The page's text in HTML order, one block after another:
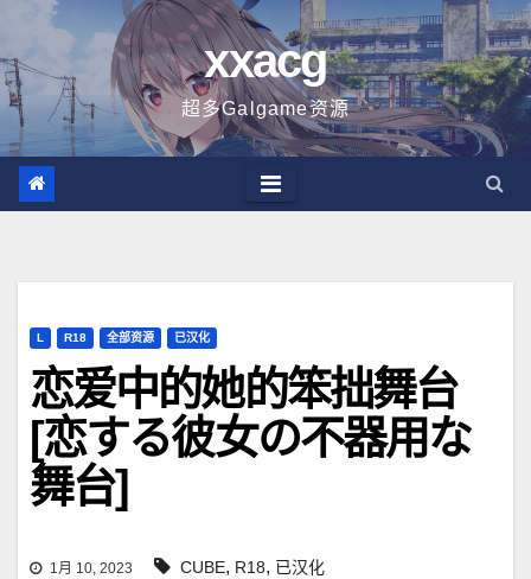
内
xxacg
超多Galgame资源
L R18 全部资源 已汉化
恋爱中的她的笨拙舞台
[恋する彼女の不器用な
舞台]
1月 10, 2023 CUBE, R18, 已汉化